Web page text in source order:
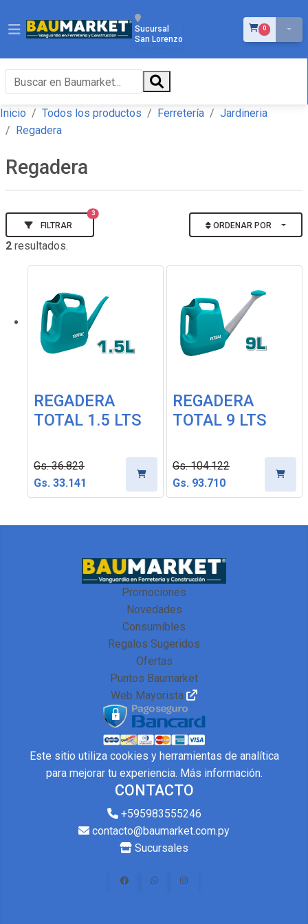
Sucursal
San Lorenzo
0ÍTEMS EN EL
Inicio Todos los productos Ferretería
Jardineria
Regadera
Regadera
FILTRAR
3
ORDENAR POR
2 resultados.
REGADERA
TOTAL 1.5 LTS
Gs. 36.823
Gs. 33.141
REGADERA
TOTAL 9 LTS
Gs. 104.122
Gs. 93.710
Promociones
Novedades
Consumibles
Regalos Sugeridos
Ofertas
Puntos Baumarket
Web Mayorista
CONTACTO
+595983555246
contacto@baumarket.com.py
Sucursales
Este sitio utiliza cookies y herramientas de analítica
para mejorar tu experiencia. Más información.